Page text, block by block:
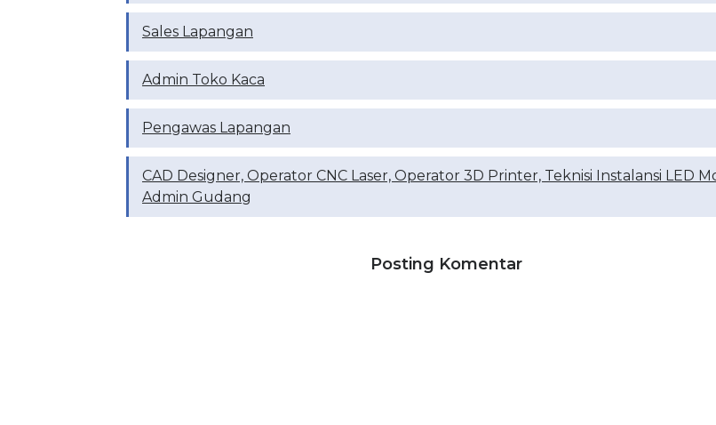
Sales Lapangan
Admin Toko Kaca
Pengawas Lapangan
CAD Designer, Operator CNC Laser, Operator 3D Printer, Teknisi Instalansi LED
Admin Gudang
Posting Komentar